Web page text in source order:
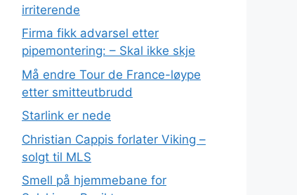
irriterende
Firma fikk advarsel etter
pipemontering: – Skal ikke skje
Må endre Tour de France-løype
etter smitteutbrudd
Starlink er nede
Christian Cappis forlater Viking –
solgt til MLS
Smell på hjemmebane for